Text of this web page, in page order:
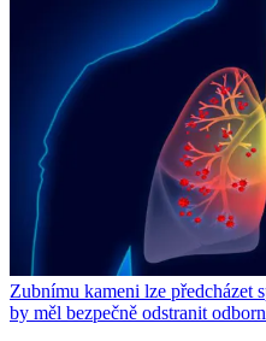
Zubnímu kameni lze předcházet
by měl bezpečně odstranit